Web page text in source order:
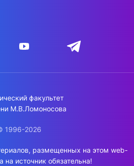
факультет
М.В.Ломоносова
1996-2026
размещенных на этом web-
на источник обязательна!